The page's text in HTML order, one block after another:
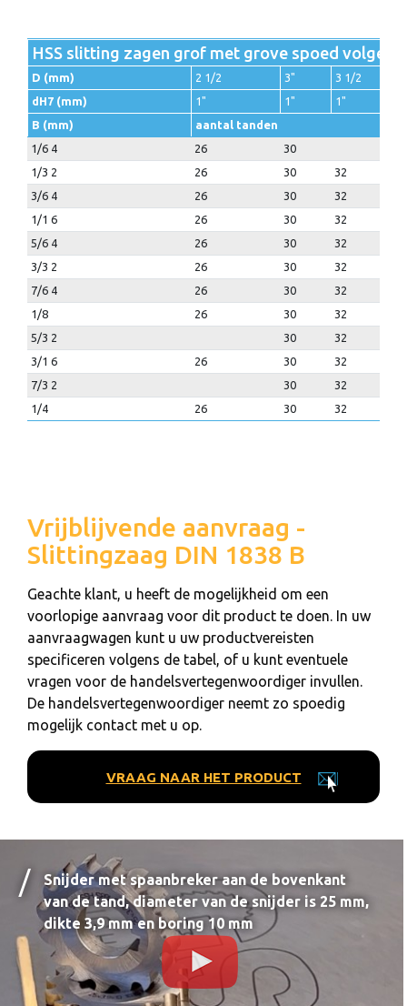
HSS slitting zagen grof met grove spoed
D (mm) 2 1/2 3"
3 1/2
dH7 (mm)
1" 1"
1"
B (mm)
aantal tanden
1/6 4
26
30
1/3 2
26 30
32
3/6 4
26 30
32
1/1 6
26 30
32
5/6 4
26 30
32
3/3 2
26 30
32
7/6 4
26 30
32
1/8
26 30
32
5/3 2
30
32
3/1 6
26 30
32
7/3 2
30
32
1/4
26 30 32
Vrijblijvende aanvraag -
Slittingzaag DIN 1838 B
Geachte klant, u heeft de mogelijkheid om een
voorlopige aanvraag voor dit product te doen. In uw
aanvraagwagen kunt u uw productvereisten
specificeren volgens de tabel, of u kunt eventuele
vragen voor de handelsvertegenwoordiger invullen.
De handelsvertegenwoordiger neemt zo spoedig
mogelijk contact met u op.
VRAAG NAAR HET PRODUCT
Snijder met spaanbreker aan de bovenkant
van de tand, diameter van de snijder is 25 mm,
dikte 3,9 mm en boring 10 mm